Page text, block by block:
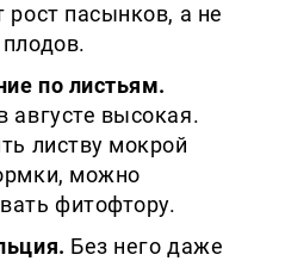
рост пасынков, а не
по листьям.
августе высокая.
листву мокрой
можно
фитофтору.
Без него даже